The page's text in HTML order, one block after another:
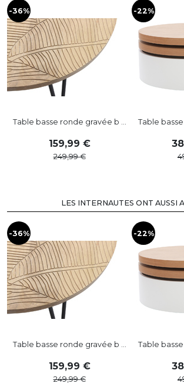
-36%
Table basse ronde gravée b ...
159,99
249,99
-22%
Table
LES INTERNAUTES ONT AUSSI
-36%
Table basse ronde gravée b ...
159,99
249,99
-22%
Table